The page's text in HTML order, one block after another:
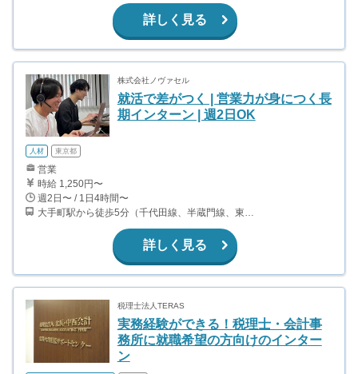
詳しく見る
株式会社ノヴァセル
就活で差がつく | 営業力が身につく長
期インターン | 週2日OK
人材 東京都
営業
時給 1,250円〜
週2日〜 / 1日4時間〜
大手町駅から徒歩5分（千代田線、半蔵門線、東西線、丸ノ内線、他） 神田駅から徒歩5分（山手線、中央線、京浜東北線、銀座線） 小川町駅から徒歩7分（都営新宿線）
詳しく見る
税理士法人TERAS
実務経験ができる！税理士・会計事
務所に就職希望の方向けのインター
ン